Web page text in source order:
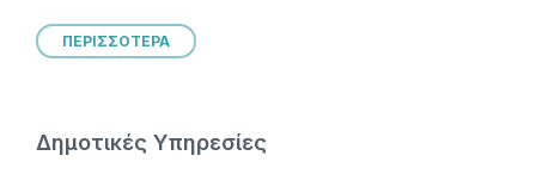
ΠΕΡΙΣΣΟΤΕΡΑ
Δημοτικές Υπηρεσίες